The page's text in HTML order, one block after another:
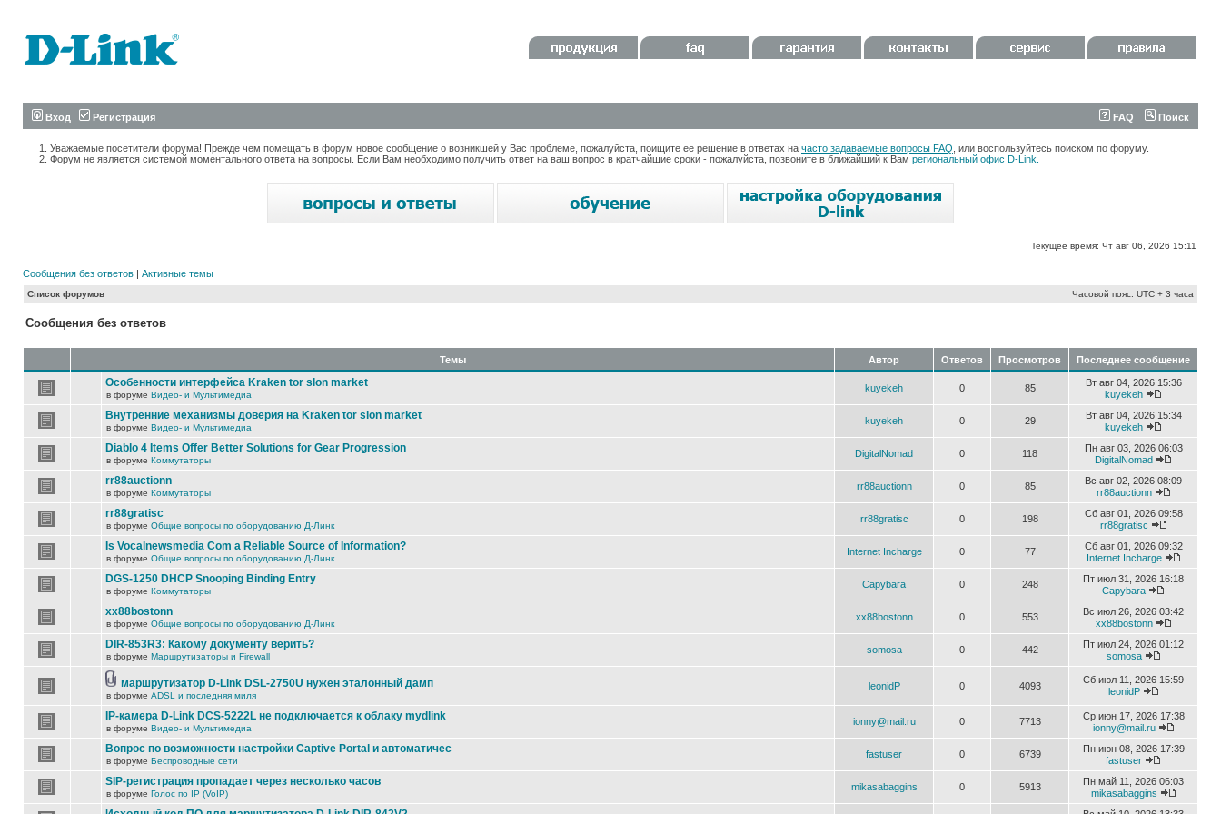
Вход Регистрация FAQ Поиск
Уважаемые посетители форума! Прежде чем помещать в форум новое сообщение о возникшей у Вас проблеме, пожалуйста, поищите ее решение в ответах на часто задаваемые вопросы FAQ , или воспользуйтесь поиском по форуму.
Форум не является системой моментального ответа на вопросы. Если Вам необходимо получить ответ на ваш вопрос в кратчайшие сроки - пожалуйста, позвоните в ближайший к Вам региональный офис D-Link.
Текущее время: Чт авг 06, 2026 15:11
Сообщения без ответов | Активные темы
Список форумов Часовой пояс: UTC + 3 часа
Сообщения без ответов
Темы Автор Ответов Просмотров Последнее сообщение
Особенности интерфейса Kraken tor slon market
в форуме Видео- и Мультимедиа
kuyekeh 0 85
Вт авг 04, 2026 15:36
kuyekeh
Внутренние механизмы доверия на Kraken tor slon market
в форуме Видео- и Мультимедиа
kuyekeh 0 29
Вт авг 04, 2026 15:34
kuyekeh
Diablo 4 Items Offer Better Solutions for Gear Progression
в форуме Коммутаторы
DigitalNomad 0 118
Пн авг 03, 2026 06:03
DigitalNomad
rr88auctionn
в форуме Коммутаторы
rr88auctionn 0 85
Вс авг 02, 2026 08:09
rr88auctionn
rr88gratisc
в форуме Общие вопросы по оборудованию Д-Линк
rr88gratisc 0 198
Сб авг 01, 2026 09:58
rr88gratisc
Is Vocalnewsmedia Com a Reliable Source of Information?
в форуме Общие вопросы по оборудованию Д-Линк
Internet Incharge 0 77
Сб авг 01, 2026 09:32
Internet Incharge
DGS-1250 DHCP Snooping Binding Entry
в форуме Коммутаторы
Capybara 0 248
Пт июл 31, 2026 16:18
Capybara
xx88bostonn
в форуме Общие вопросы по оборудованию Д-Линк
xx88bostonn 0 553
Вс июл 26, 2026 03:42
xx88bostonn
DIR-853R3: Какому документу верить?
в форуме Маршрутизаторы и Firewall
somosa 0 442
Пт июл 24, 2026 01:12
somosa
маршрутизатор D-Link DSL-2750U нужен эталонный дамп
в форуме ADSL и последняя миля
leonidP 0 4093
Сб июл 11, 2026 15:59
leonidP
IP-камера D-Link DCS-5222L не подключается к облаку mydlink
в форуме Видео- и Мультимедиа
ionny@mail.ru 0 7713
Ср июн 17, 2026 17:38
ionny@mail.ru
Вопрос по возможности настройки Captive Portal и автоматичес
в форуме Беспроводные сети
fastuser 0 6739
Пн июн 08, 2026 17:39
fastuser
SIP-регистрация пропадает через несколько часов
в форуме Голос по IP (VoIP)
mikasabaggins 0 5913
Пн май 11, 2026 06:03
mikasabaggins